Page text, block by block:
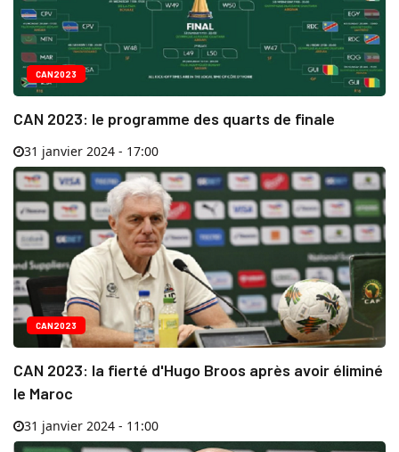
CAN2023
CAN 2023: le programme des quarts de finale
31 janvier 2024 - 17:00
CAN2023
CAN 2023: la fierté d'Hugo Broos après avoir éliminé
le Maroc
31 janvier 2024 - 11:00